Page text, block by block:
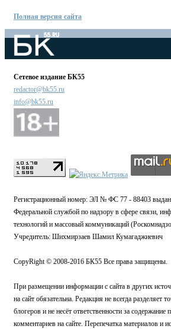
Полная версия сайта
Сетевое издание БК55
redactor@bk55.ru
info@bk55.ru
Регистрационный номер: ЭЛ № ФС 77 - 88403
Федеральной службой по надзору в сфере связи,
технологий и массовый коммуникаций
Учредитель: Шихмирзаев Шамил Кумагаджиевич
CopyRight © 2008-2016 БК55 Все права защищены.
При размещении информации с сайта в других
на сайт обязательна. Редакция не всегда разделяет
блогеров и не несёт ответственности за содержание
комментариев на сайте. Перепечатка материалов и